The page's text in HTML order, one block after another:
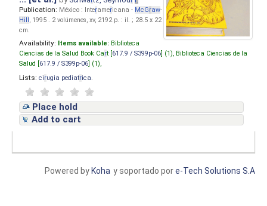
Publication: México : Interamericana - McGraw-
Hill, 1995 . 2 volúmenes, xv, 2192 p. : il. ; 28.5 x 22
cm.
Availability: Items available: Biblioteca
Ciencias de la Salud Book Cart [ 617.9 / S399p-06 ] (1), Biblioteca Ciencias de la
Salud [ 617.9 / S399p-06 ] (1),
Lists: cirugia pediatrica
Place hold
Add to cart
y soportado pore-Tech Solutions S.A
Powered by Koha